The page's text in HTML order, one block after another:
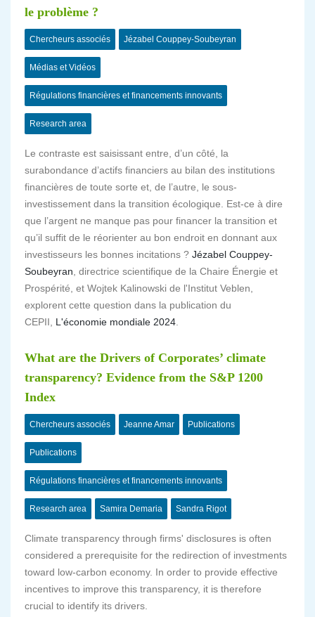
le problème ?
Chercheurs associés Jézabel Couppey-Soubeyran
Médias et Vidéos
Régulations financières et financements innovants
Research area
Le contraste est saisissant entre, d’un côté, la
surabondance d’actifs financiers au bilan des institutions
financières de toute sorte et, de l’autre, le sous-
investissement dans la transition écologique. Est-ce à dire
que l’argent ne manque pas pour financer la transition et
qu’il suffit de le réorienter au bon endroit en donnant aux
investisseurs les bonnes incitations ? Jézabel Couppey-
Soubeyran , directrice scientifique de la Chaire Énergie et
Prospérité, et Wojtek Kalinowski de l'Institut Veblen,
explorent cette question dans la publication du
CEPII, L'économie mondiale 2024
What are the Drivers of Corporates’ climate
transparency? Evidence from the S&P 1200
Index
Chercheurs associés Jeanne Amar Publications
Publications
Régulations financières et financements innovants
Research area Samira Demaria Sandra Rigot
Climate transparency through firms' disclosures is often
considered a prerequisite for the redirection of investments
toward low-carbon economy. In order to provide effective
incentives to improve this transparency, it is therefore
crucial to identify its drivers.